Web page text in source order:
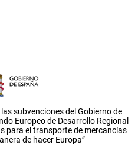
subvenciones del Gobierno de
Europeo de Desarrollo Regional
para el transporte de mercancías
de hacer Europa”